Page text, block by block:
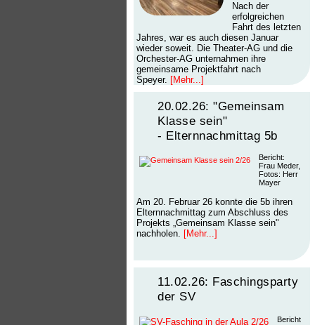
Nach der
erfolgreichen
Fahrt des letzten
Jahres, war es auch diesen Januar
wieder soweit. Die Theater-AG und die
Orchester-AG unternahmen ihre
gemeinsame Projektfahrt nach
Speyer. [Mehr...]
20.02.26: "Gemeinsam
Klasse sein"
- Elternnachmittag 5b
Bericht:
Frau Meder,
Fotos: Herr
Mayer
Am 20. Februar 26 konnte die 5b ihren
Elternnachmittag zum Abschluss des
Projekts „Gemeinsam Klasse sein"
nachholen.
[Mehr...]
11.02.26: Faschingsparty
der SV
Bericht